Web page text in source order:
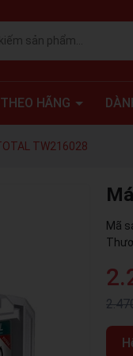
HÃNG
TW216028
Mã